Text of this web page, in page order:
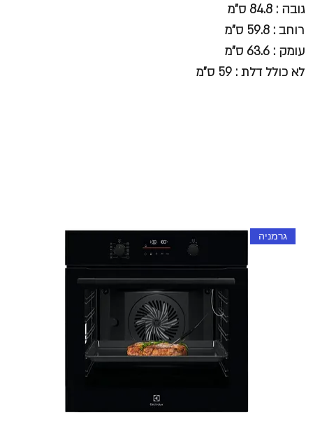
גובה : 84.8 ס"מ
רוחב : 59.8 ס"מ
עומק : 63.6 ס"מ
לא כולל דלת : 59 ס"מ
גרמניה